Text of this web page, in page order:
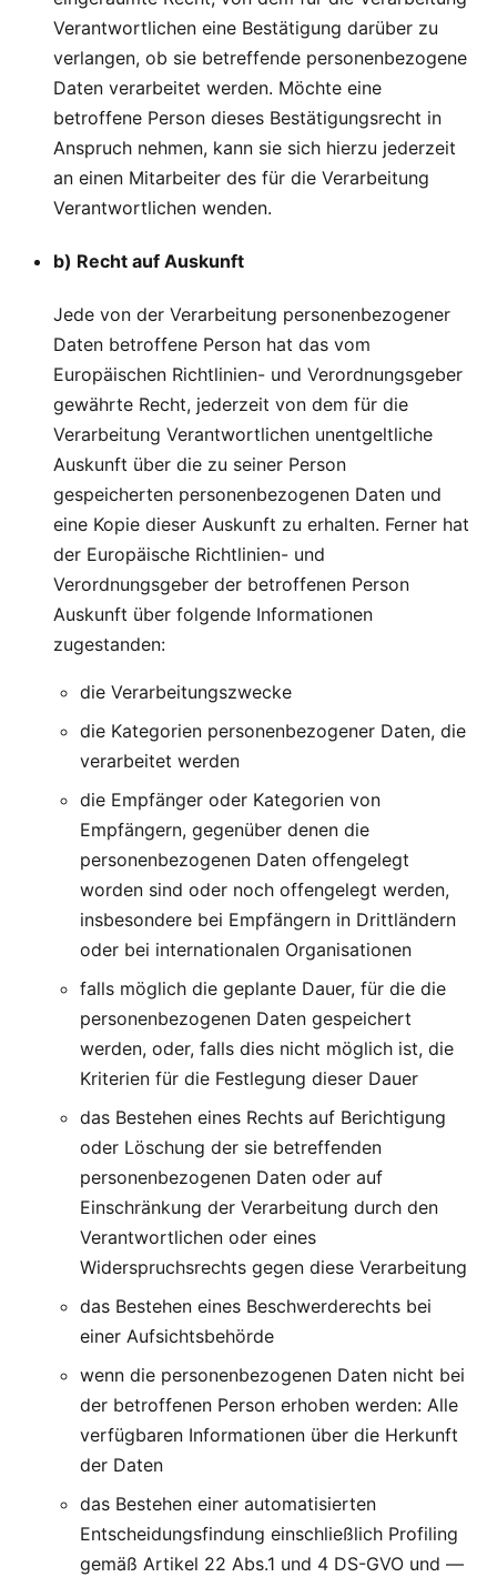
Verantwortlichen eine Bestätigung darüber zu
verlangen, ob sie betreffende personenbezogene
Daten verarbeitet werden. Möchte eine
betroffene Person dieses Bestätigungsrecht in
Anspruch nehmen, kann sie sich hierzu jederzeit
an einen Mitarbeiter des für die Verarbeitung
Verantwortlichen wenden.
b) Recht auf Auskunft
Jede von der Verarbeitung personenbezogener
Daten betroffene Person hat das vom
Europäischen Richtlinien- und Verordnungsgeber
gewährte Recht, jederzeit von dem für die
Verarbeitung Verantwortlichen unentgeltliche
Auskunft über die zu seiner Person
gespeicherten personenbezogenen Daten und
eine Kopie dieser Auskunft zu erhalten. Ferner hat
der Europäische Richtlinien- und
Verordnungsgeber der betroffenen Person
Auskunft über folgende Informationen
zugestanden:
die Verarbeitungszwecke
die Kategorien personenbezogener Daten, die
verarbeitet werden
die Empfänger oder Kategorien von
Empfängern, gegenüber denen die
personenbezogenen Daten offengelegt
worden sind oder noch offengelegt werden,
insbesondere bei Empfängern in Drittländern
oder bei internationalen Organisationen
falls möglich die geplante Dauer, für die die
personenbezogenen Daten gespeichert
werden, oder, falls dies nicht möglich ist, die
Kriterien für die Festlegung dieser Dauer
das Bestehen eines Rechts auf Berichtigung
oder Löschung der sie betreffenden
personenbezogenen Daten oder auf
Einschränkung der Verarbeitung durch den
Verantwortlichen oder eines
Widerspruchsrechts gegen diese Verarbeitung
das Bestehen eines Beschwerderechts bei
einer Aufsichtsbehörde
wenn die personenbezogenen Daten nicht bei
der betroffenen Person erhoben werden: Alle
verfügbaren Informationen über die Herkunft
der Daten
das Bestehen einer automatisierten
Entscheidungsfindung einschließlich Profiling
gemäß Artikel 22 Abs.1 und 4 DS-GVO und —